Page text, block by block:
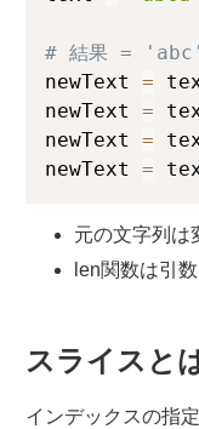
# 結果 = 'abc'
newText =
newText =
newText =
newText =
元の文字列は
len関数は引
スライスと
インデックスの指